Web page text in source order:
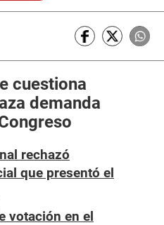
cuestiona
demanda
rechazó
que presentó el
votación en el